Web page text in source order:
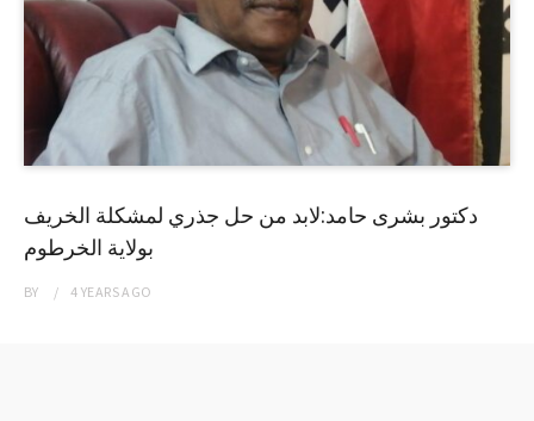
دكتور بشرى حامد:لابد من حل جذري لمشكلة الخريف
بولاية الخرطوم
BY 4 YEARSAGO